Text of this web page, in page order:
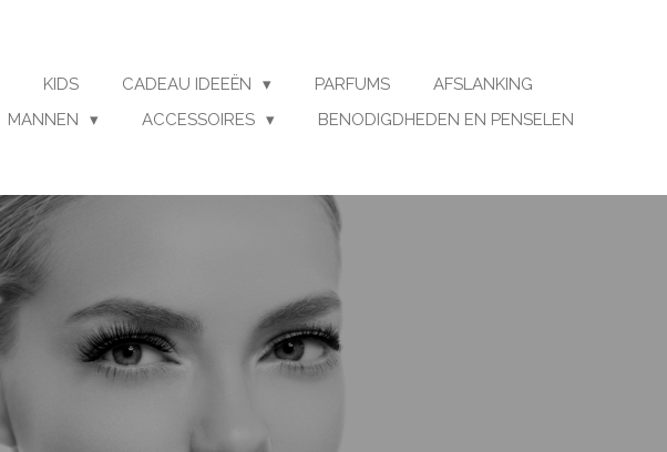
KIDS CADEAU IDEEËN PARFUMS
AFSLANKING
MANNEN ACCESSOIRES
BENODIGDHEDEN EN PENSELEN